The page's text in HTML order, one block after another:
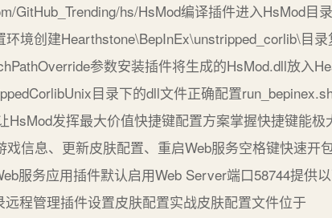
GitHub_Trending/hs/HsMod编译插件进入HsMod目
境创建Hearthstone\BepInEx\unstripped_corlib\目
参数安装插件将生成的HsMod.dll放入
目录下的dll文件正确配置
HsMod发挥最大价值快捷键配置方案掌握快捷键能
信息、更新皮肤配置、重启Web服务空格键快速开
服务应用插件默认启用Web Server端口58744提供
程管理插件设置皮肤配置实战皮肤配置文件位于